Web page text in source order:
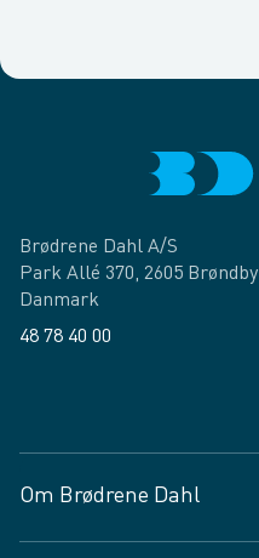
Brødrene Dahl A/S
Park Allé 370, 2605 Brøndby
Danmark
48 78 40 00
Om Brødrene Dahl